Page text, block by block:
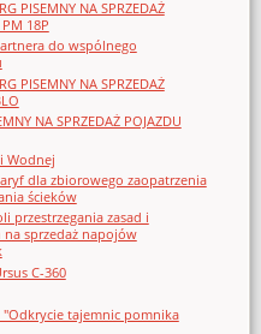
PISEMNY NA SPRZEDAŻ
PM 18P
do wspólnego
PISEMNY NA SPRZEDAŻ
NA SPRZEDAŻ POJAZDU
Wodnej
dla zbiorowego zaopatrzenia
ścieków
przestrzegania zasad i
sprzedaż napojów
C-360
"Odkrycie tajemnic pomnika